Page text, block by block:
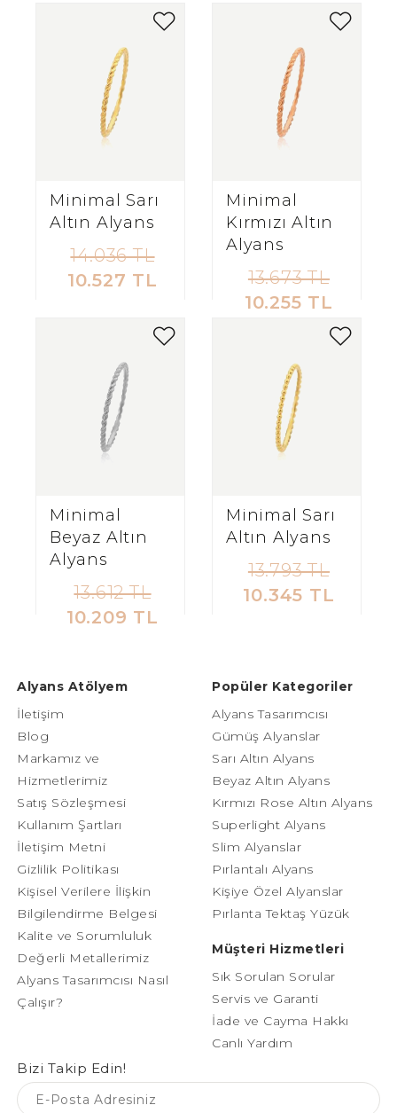
Minimal Sarı
Altın Alyans
14.036 TL
10.527 TL
Minimal
Kırmızı Altın
Alyans
13.673 TL
10.255 TL
Minimal
Beyaz Altın
Alyans
13.612 TL
10.209 TL
Minimal Sarı
Altın Alyans
13.793 TL
10.345 TL
Alyans Atölyem
İletişim
Blog
Markamız ve
Hizmetlerimiz
Satış Sözleşmesi
Kullanım Şartları
İletişim Metni
Gizlilik Politikası
Kişisel Verilere İlişkin
Bilgilendirme Belgesi
Kalite ve Sorumluluk
Değerli Metallerimiz
Alyans Tasarımcısı Nasıl
Çalışır?
Popüler Kategoriler
Alyans Tasarımcısı
Gümüş Alyanslar
Sarı Altın Alyans
Beyaz Altın Alyans
Kırmızı Rose Altın Alyans
Superlight Alyans
Slim Alyanslar
Pırlantalı Alyans
Kişiye Özel Alyanslar
Pırlanta Tektaş Yüzük
Müşteri Hizmetleri
Sık Sorulan Sorular
Servis ve Garanti
İade ve Cayma Hakkı
Canlı Yardım
Bizi Takip Edin!